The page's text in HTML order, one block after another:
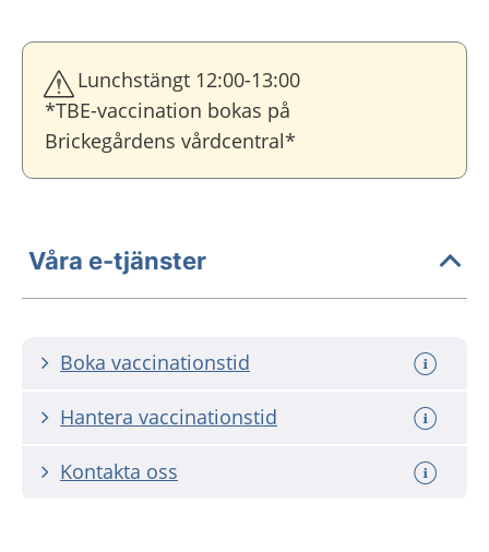
Lunchstängt 12:00-13:00
*TBE-vaccination bokas på
Brickegårdens vårdcentral*
Våra e-tjänster
Boka vaccinationstid
Hantera vaccinationstid
Kontakta oss